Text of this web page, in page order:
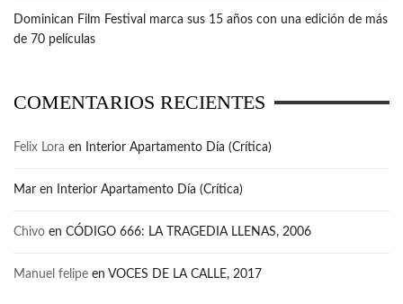
Dominican Film Festival marca sus 15 años con una edición de más
de 70 películas
COMENTARIOS RECIENTES
Felix Lora en Interior Apartamento Día (Crítica)
Mar en Interior Apartamento Día (Crítica)
Chivo en CÓDIGO 666: LA TRAGEDIA LLENAS, 2006
Manuel felipe en VOCES DE LA CALLE, 2017